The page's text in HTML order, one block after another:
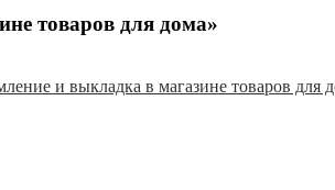
товаров для дома»
и выкладка в магазине товаров для